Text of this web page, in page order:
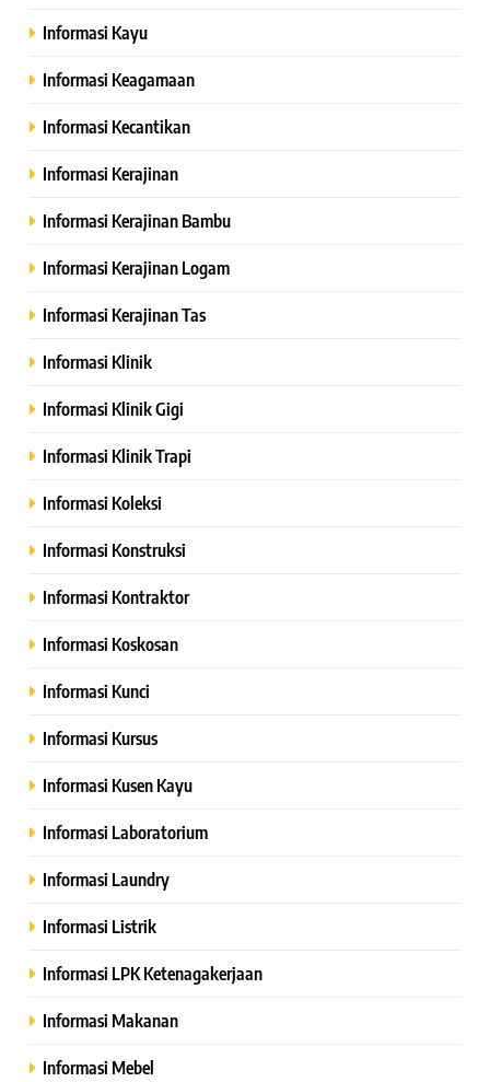
Informasi Kayu
Informasi Keagamaan
Informasi Kecantikan
Informasi Kerajinan
Informasi Kerajinan Bambu
Informasi Kerajinan Logam
Informasi Kerajinan Tas
Informasi Klinik
Informasi Klinik Gigi
Informasi Klinik Trapi
Informasi Koleksi
Informasi Konstruksi
Informasi Kontraktor
Informasi Koskosan
Informasi Kunci
Informasi Kursus
Informasi Kusen Kayu
Informasi Laboratorium
Informasi Laundry
Informasi Listrik
Informasi LPK Ketenagakerjaan
Informasi Makanan
Informasi Mebel